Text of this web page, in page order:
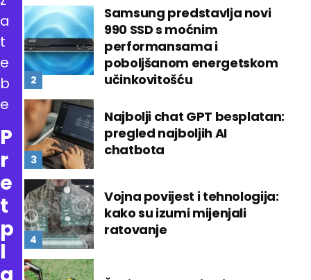
Samsung predstavlja novi
990 SSD s moćnim
performansama i
poboljšanom energetskom
učinkovitošću
Najbolji chat GPT besplatan:
pregled najboljih AI
chatbota
Vojna povijest i tehnologija:
kako su izumi mijenjali
ratovanje
a
t
e
b
e
P
r
e
t
p
l
a